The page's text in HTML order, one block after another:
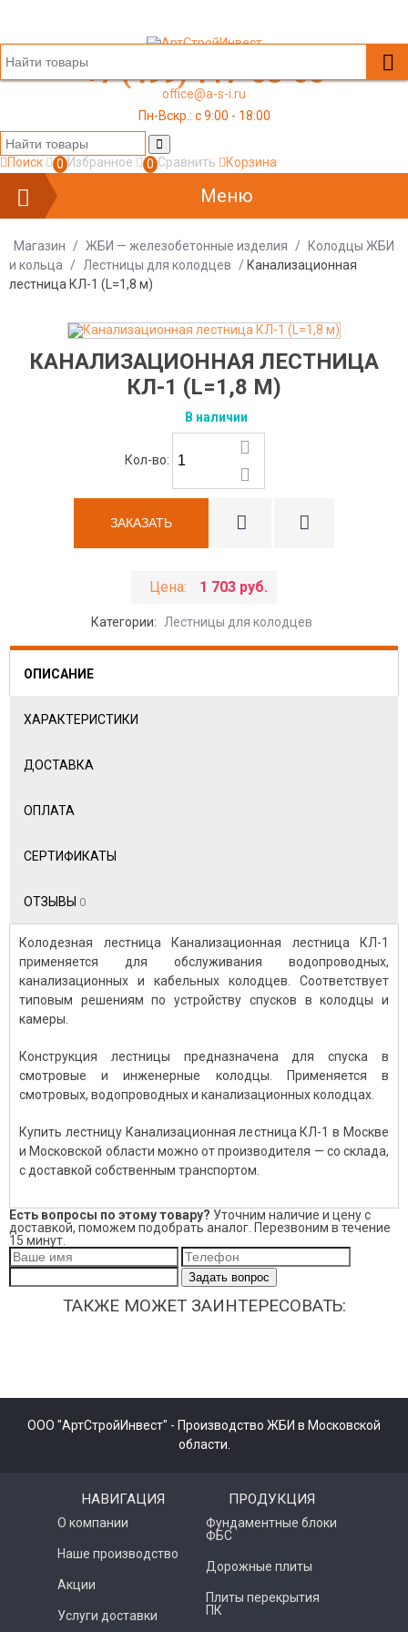
+7 (499) 117-03-05
office@a-s-i.ru
Пн-Вскр.: c 9:00 - 18:00
Поиск 0 Избранное 0 Сравнить Корзина
Меню
Магазин / ЖБИ — железобетонные изделия /
Колодцы ЖБИ
и кольца
/ Лестницы для колодцев / Канализационная
лестница КЛ-1 (L=1,8 м)
КАНАЛИЗАЦИОННАЯ ЛЕСТНИЦА
КЛ-1 (L=1,8 М)
В наличии
Кол-во:
Цена: 1 703 руб.
Категории: Лестницы для колодцев
ОПИСАНИЕ
ХАРАКТЕРИСТИКИ
ДОСТАВКА
ОПЛАТА
СЕРТИФИКАТЫ
ОТЗЫВЫ 0
Колодезная лестница Канализационная лестница КЛ-1
применяется для обслуживания водопроводных,
канализационных и кабельных колодцев. Соответствует
типовым решениям по устройству спусков в колодцы и
камеры.
Конструкция лестницы предназначена для спуска в
смотровые и инженерные колодцы. Применяется в
смотровых, водопроводных и канализационных колодцах.
Купить лестницу Канализационная лестница КЛ-1 в Москве
и Московской области можно от производителя — со склада,
с доставкой собственным транспортом.
Есть вопросы по этому товару? Уточним наличие и цену с
доставкой, поможем подобрать аналог. Перезвоним в течение
15 минут.
Задать вопрос
ТАКЖЕ МОЖЕТ ЗАИНТЕРЕСОВАТЬ:
ООО "АртСтройИнвест" - Производство ЖБИ в Московской
области.
НАВИГАЦИЯ
О компании
Наше производство
Акции
Услуги доставки
ПРОДУКЦИЯ
Фундаментные блоки
ФБС
Дорожные плиты
Плиты перекрытия
ПК